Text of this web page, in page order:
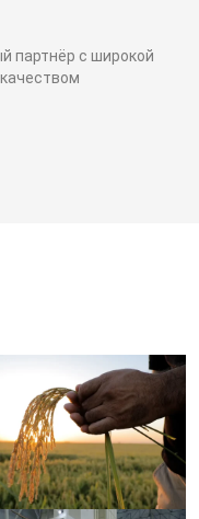
партнёр с широкой